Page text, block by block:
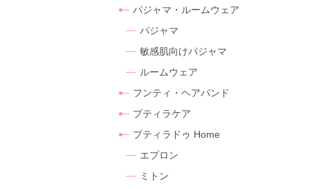
パジャマ・ルームウェア
パジャマ
敏感肌向けパジャマ
ルームウェア
フンティ・ヘアバンド
プティラケア
プティラドゥ Home
エプロン
ミトン